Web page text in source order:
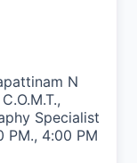
N
Specialist
PM., 4:00 PM